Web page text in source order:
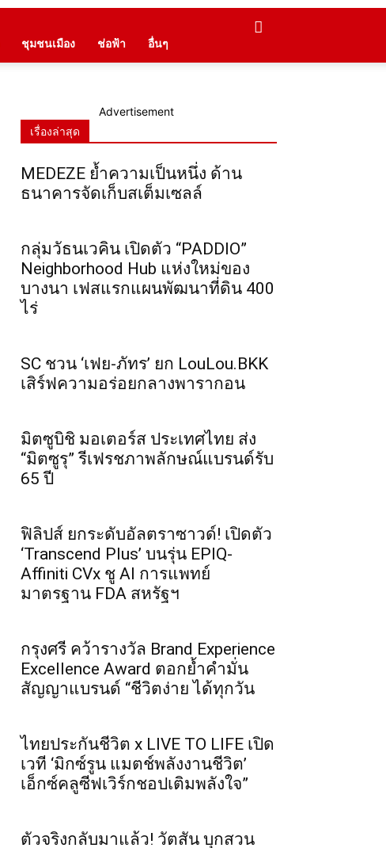
ชุมชนเมือง ช่อฟ้า อื่นๆ
Advertisement
เรื่องล่าสุด
MEDEZE ย้ำความเป็นหนึ่ง ด้าน
ธนาคารจัดเก็บสเต็มเซลล์
กลุ่มวัธนเวคิน เปิดตัว “PADDIO”
Neighborhood Hub แห่งใหม่ของ
บางนา เฟสแรกแผนพัฒนาที่ดิน 400
ไร่
SC ชวน ‘เฟย-ภัทร’ ยก LouLou.BKK
เสิร์ฟความอร่อยกลางพารากอน
มิตซูบิชิ มอเตอร์ส ประเทศไทย ส่ง
“มิตซูรุ” รีเฟรชภาพลักษณ์แบรนด์รับ
65 ปี
ฟิลิปส์ ยกระดับอัลตราซาวด์! เปิดตัว
‘Transcend Plus’ บนรุ่น EPIQ-
Affiniti CVx ชู AI การแพทย์
มาตรฐาน FDA สหรัฐฯ
กรุงศรี คว้ารางวัล Brand Experience
Excellence Award ตอกย้ำคำมั่น
สัญญาแบรนด์ “ชีวิตง่าย ได้ทุกวัน
ไทยประกันชีวิต x LIVE TO LIFE เปิด
เวที ‘มิกซ์รูน แมตช์พลังงานชีวิต’
เอ็กซ์คลูซีฟเวิร์กชอปเติมพลังใจ”
ตัวจริงกลับมาแล้ว! วัตสัน บุกสวน